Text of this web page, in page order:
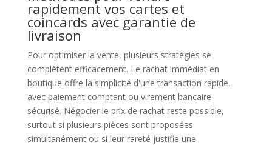
rapidement vos cartes et
coincards avec garantie de
livraison
Pour optimiser la vente, plusieurs stratégies se
complètent efficacement. Le rachat immédiat en
boutique offre la simplicité d'une transaction rapide,
avec paiement comptant ou virement bancaire
sécurisé. Négocier le prix de rachat reste possible,
surtout si plusieurs pièces sont proposées
simultanément ou si leur rareté justifie une